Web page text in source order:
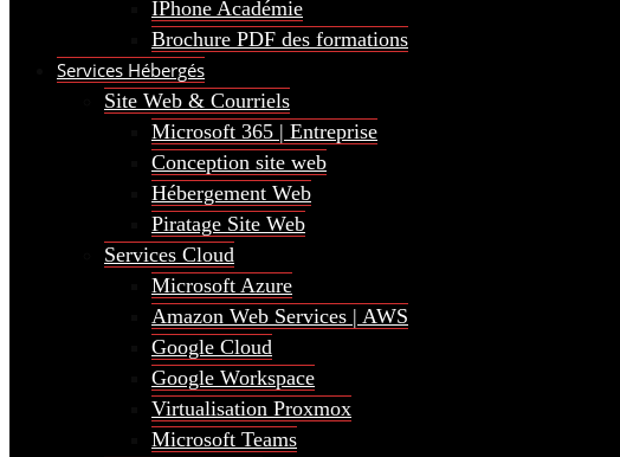
IPhone Académie
Brochure PDF des formations
Services Hébergés
Site Web & Courriels
Microsoft 365 | Entreprise
Conception site web
Hébergement Web
Piratage Site Web
Services Cloud
Microsoft Azure
Amazon Web Services | AWS
Google Cloud
Google Workspace
Virtualisation Proxmox
Microsoft Teams